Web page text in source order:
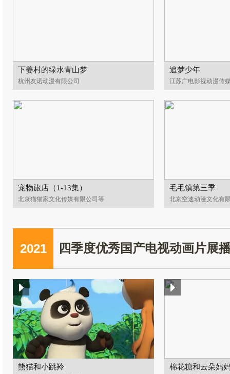
下姜村的绿水青山梦
杭州友诺动漫有限公司
追梦少年
江苏广电影视动漫传
宠物旅店（1-13集）
北京猫猫家文化传媒有限公司等
毛毛镇第三季
北京空速动漫文化有
2021 四季度优秀国产电视动画片展
熊猫和小跳羚 棉花糖和云朵妈